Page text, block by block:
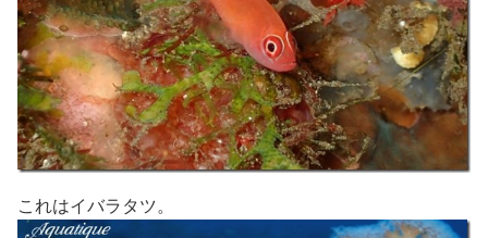
これはイバラタツ。